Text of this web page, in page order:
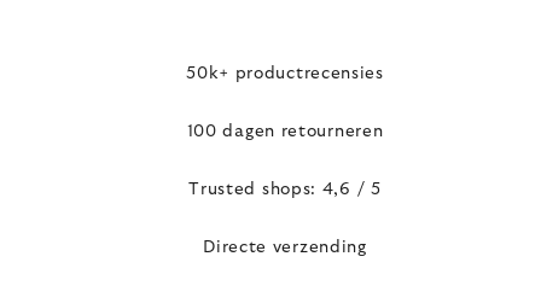
50k+ productrecensies
100 dagen retourneren
Trusted shops: 4,6 / 5
Directe verzending